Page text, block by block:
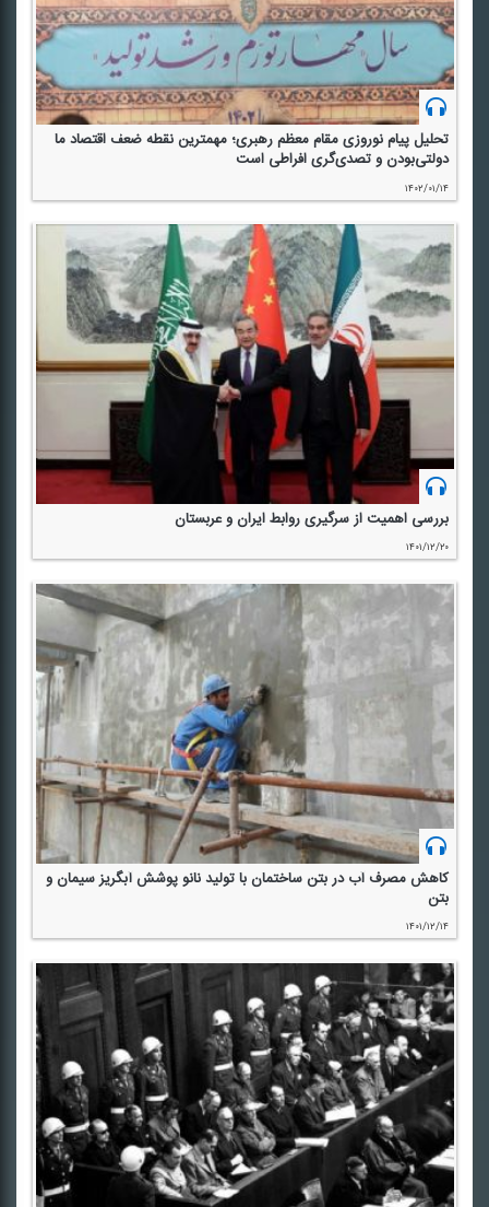
تحلیل پیام نوروزی مقام معظم رهبری؛ مهمترین نقطه ضعف اقتصاد ما
دولتی‌بودن و تصدی‌گری افراطی است
۱۴۰۲/۰۱/۱۴
بررسی اهمیت از سرگیری روابط ایران و عربستان
۱۴۰۱/۱۲/۲۰
كاهش مصرف آب در بتن ساختمان با تولید نانو پوشش آبگریز سیمان و
بتن
۱۴۰۱/۱۲/۱۴